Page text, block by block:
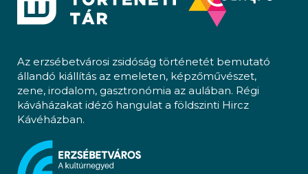
Az erzsébetvárosi zsidóság történetét bemutató
állandó kiállítás az emeleten, képzőművészet,
zene, irodalom, gasztronómia az aulában. Régi
káváházakat idéző hangulat a földszinti Hircz
Kávéházban.